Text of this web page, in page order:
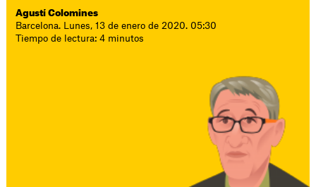
Agustí Colomines
Barcelona. Lunes, 13 de enero de 2020. 05:30
Tiempo de lectura: 4 minutos